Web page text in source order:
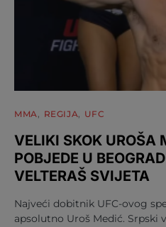
MMA REGIJA UFC
VELIKI SKOK UROŠA
POBJEDE U
VELTERAŠ SVIJETA
Najveći dobitnik UFC-ovog
apsolutno Uroš Medić. Srpski